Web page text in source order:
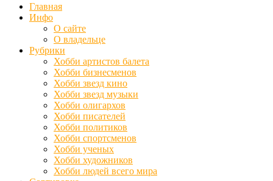
Главная
Инфо
О сайте
О владельце
Рубрики
Хобби артистов балета
Хобби бизнесменов
Хобби звезд кино
Хобби звезд музыки
Хобби олигархов
Хобби писателей
Хобби политиков
Хобби спортсменов
Хобби ученых
Хобби художников
Хобби людей всего мира